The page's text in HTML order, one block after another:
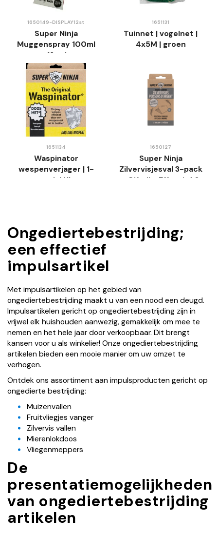
1650149-DISPLAY12st
Super Ninja
Muggenspray 100ml
- 12st in
Toonbankdisplay
1651131
Tuinnet | vogelnet |
4x5M | groen
1651134
Waspinator
wespenverjager | 1-
pack | NL
1650127
Super Ninja
Zilvervisjesval 3-pack
- Gifvrij - Effectief &
Ongediertebestrijding;
een effectief
impulsartikel
Met impulsartikelen op het gebied van
ongediertebestrijding maakt u van een nood een deugd.
Impulsartikelen gericht op ongediertebestrijding zijn in
vrijwel elk huishouden aanwezig, gemakkelijk om mee te
nemen en het hele jaar door verkoopbaar. Dit brengt
kansen voor u als winkelier! Onze ongediertebestrijding
artikelen bieden een mooie manier om uw omzet te
verhogen.
Ontdek ons assortiment aan impulsproducten gericht op
ongedierte bestrijding:
Muizenvallen
Fruitvliegjes vanger
Zilvervis vallen
Mierenlokdoos
Vliegenmeppers
De
presentatiemogelijkheden
van ongediertebestrijding
artikelen